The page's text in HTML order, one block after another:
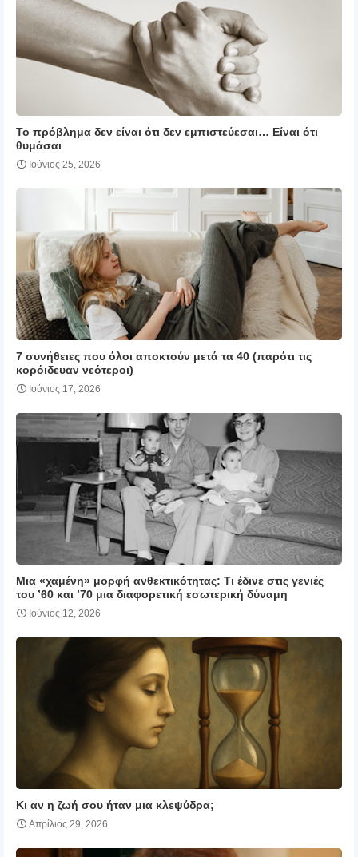
Το πρόβλημα δεν είναι ότι δεν εμπιστεύεσαι… Είναι ότι
θυμάσαι
Ιούνιος 25, 2026
7 συνήθειες που όλοι αποκτούν μετά τα 40 (παρότι τις
κορόιδευαν νεότεροι)
Ιούνιος 17, 2026
Μια «χαμένη» μορφή ανθεκτικότητας: Τι έδινε στις γενιές
του ’60 και ’70 μια διαφορετική εσωτερική δύναμη
Ιούνιος 12, 2026
Κι αν η ζωή σου ήταν μια κλεψύδρα;
Απρίλιος 29, 2026